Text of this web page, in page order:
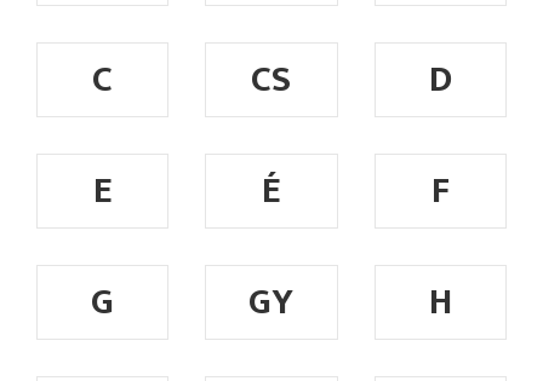
C
CS
D
E
É
F
G
GY
H